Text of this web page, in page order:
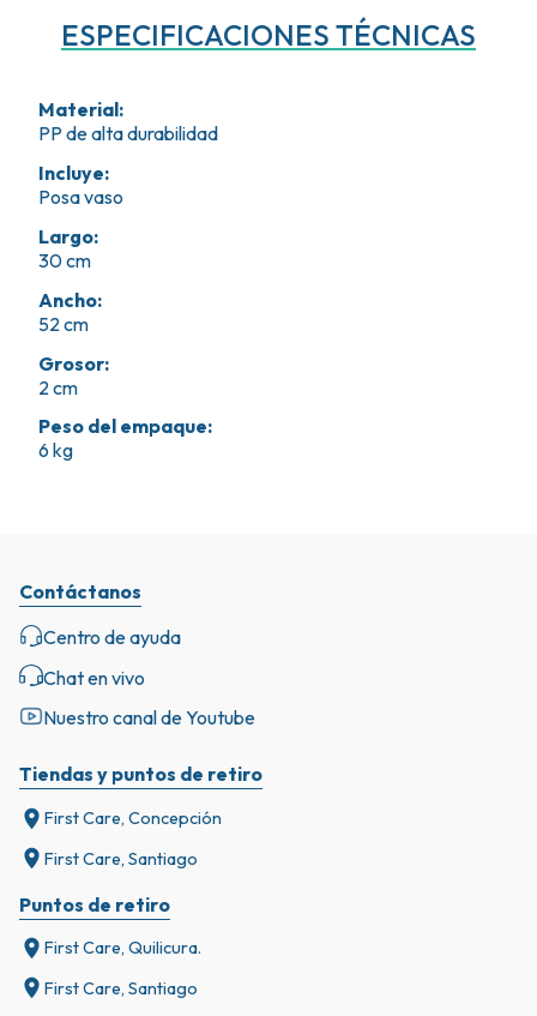
ESPECIFICACIONES TÉCNICAS
Material:
PP de alta durabilidad
Incluye:
Posa vaso
Largo:
30 cm
Ancho:
52 cm
Grosor:
2 cm
Peso del empaque:
6 kg
Tiendas y puntos de retiro
First Care, Concepción
First Care, Santiago
Puntos de retiro
First Care, Quilicura.
First Care, Santiago
Contáctanos
Centro de ayuda
Chat en vivo
Nuestro canal de Youtube